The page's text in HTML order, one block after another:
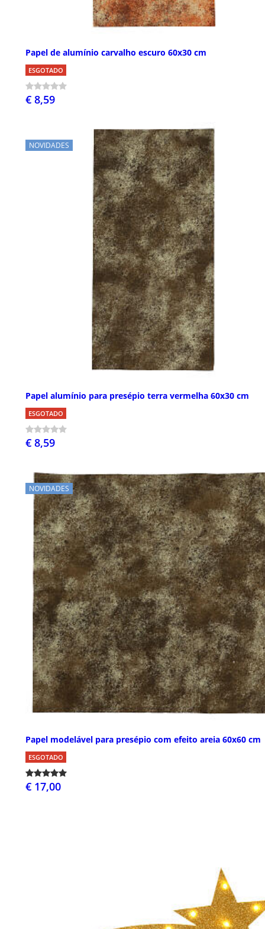
Papel de alumínio carvalho escuro 60x30 cm
ESGOTADO
€ 8,59
NOVIDADES
Papel alumínio para presépio terra vermelha 60x30 cm
ESGOTADO
€ 8,59
NOVIDADES
Papel modelável para presépio com efeito areia 60x60 cm
ESGOTADO
€ 17,00